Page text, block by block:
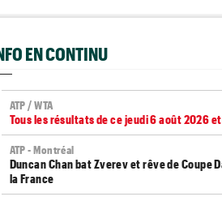
EN CONTINU
ATP / WTA
Tous les résultats de ce jeudi 6 août 2026
ATP - Montréal
Duncan Chan bat Zverev et rêve de Coupe
la France